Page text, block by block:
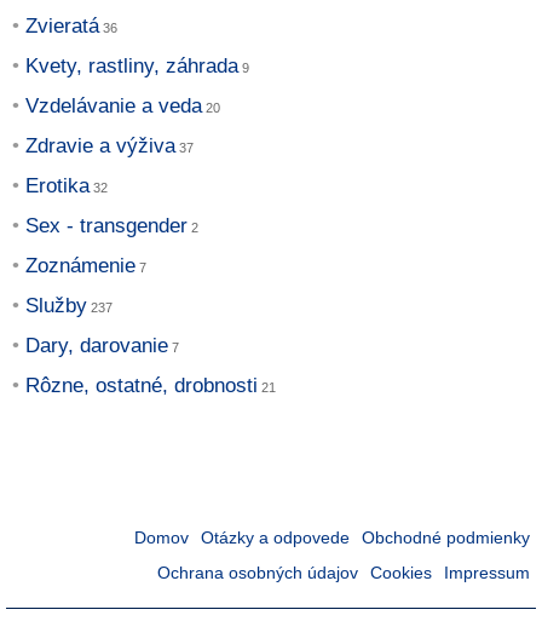
Zvieratá
Kvety, rastliny, záhrada
Vzdelávanie a veda
Zdravie a výživa
Erotika
Sex - transgender
Zoznámenie
Služby
Dary, darovanie
Rôzne, ostatné, drobnosti
Domov Otázky a odpovede
Obchodné podmienky
Ochrana osobných údajov
Cookies Impressum